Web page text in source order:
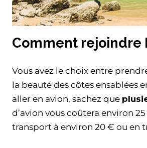
Comment rejoindre
Vous avez le choix entre
la beauté des côtes ensablées
aller en avion, sachez que
d’avion vous coûtera environ
transport à environ 20 € ou en